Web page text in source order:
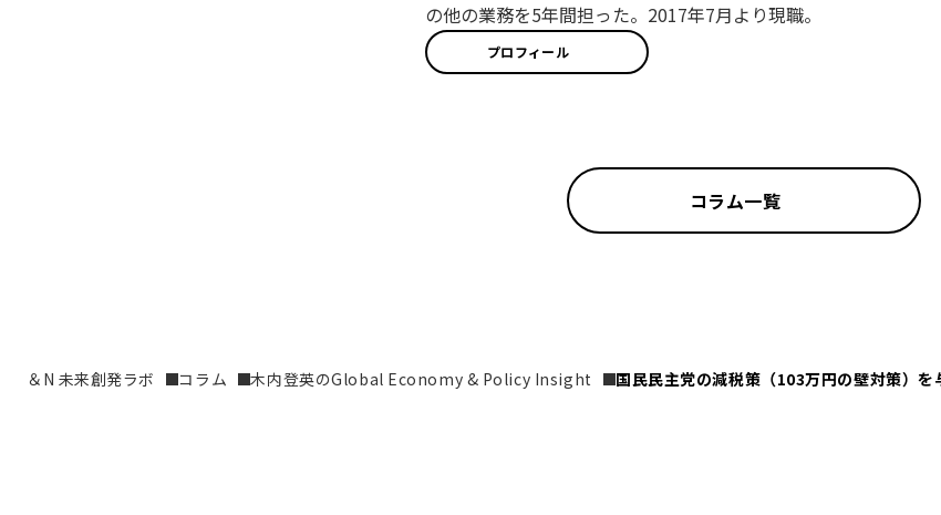
の他の業務を5年間担った。2017年7月より現職。
プロフィール
コラム一覧
＆N 未来創発ラボ コラム 木内登英のGlobal Economy & Policy Insight 国民民主党の減税策（103万円の壁対策）